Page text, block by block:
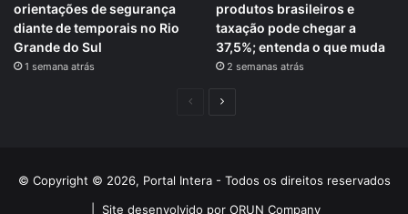
orientações de segurança
diante de temporais no Rio
Grande do Sul
1 semana atrás
produtos brasileiros e
taxação pode chegar a
37,5%; entenda o que muda
2 semanas atrás
PáginaPróxima
© Copyright © 2026, Portal Intera - Todos os direitos reservados
Site desenvolvido por ORUN Company